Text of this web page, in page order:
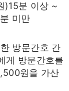
)15분 이상 ~
미만
방문간호 간
게 방문간호를
원을 가산